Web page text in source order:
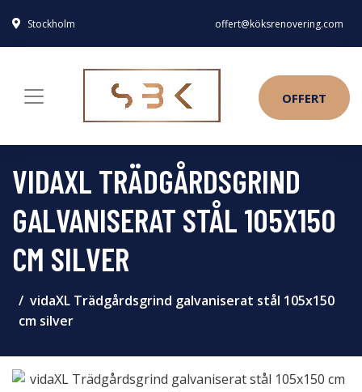
Stockholm offert@köksrenovering.com
OFFERT
VIDAXL TRÄDGÅRDSGRIND
GALVANISERAT STÅL 105X150
CM SILVER
vidaXL Trädgårdsgrind galvaniserat stål 105x150
cm silver